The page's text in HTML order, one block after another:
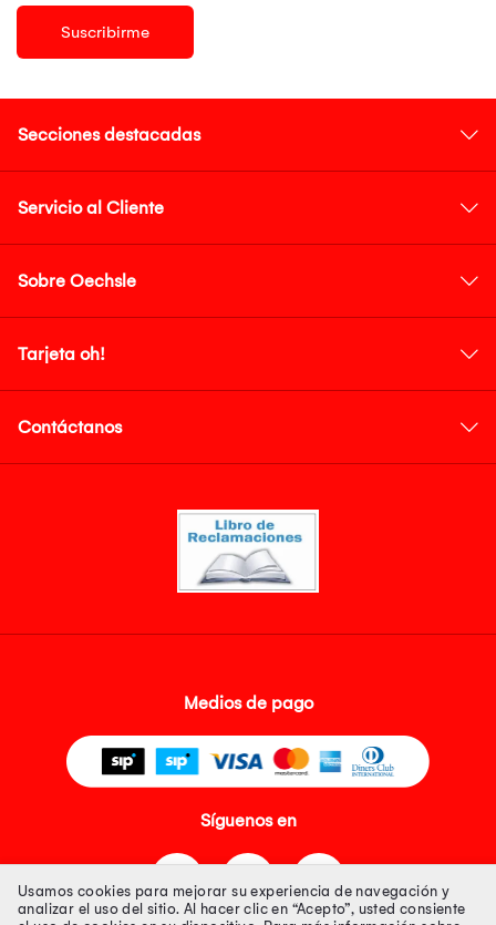
Suscribirme
Secciones destacadas
Servicio al Cliente
Sobre Oechsle
Tarjeta oh!
Contáctanos
Medios de pago
Síguenos en
Usamos cookies para mejorar su experiencia de navegación y
analizar el uso del sitio. Al hacer clic en “Acepto”, usted consiente